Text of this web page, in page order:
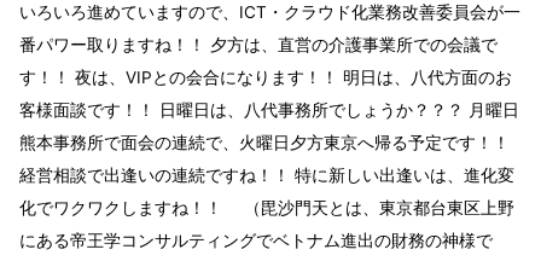
いろいろ進めていますので、ICT・クラウド化業務改善委員会が一
番パワー取りますね！！ 夕方は、直営の介護事業所での会議で
す！！ 夜は、VIPとの会合になります！！ 明日は、八代方面のお
客様面談です！！ 日曜日は、八代事務所でしょうか？？？ 月曜日
熊本事務所で面会の連続で、火曜日夕方東京へ帰る予定です！！
経営相談で出逢いの連続ですね！！ 特に新しい出逢いは、進化変
化でワクワクしますね！！ （毘沙門天とは、東京都台東区上野
にある帝王学コンサルティングでベトナム進出の財務の神様で